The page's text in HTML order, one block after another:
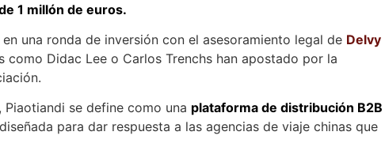
1 millón de euros.
en una ronda de inversión con el asesoramiento legal de Delvy
como Didac Lee o Carlos Trenchs han apostado por la
Piaotiandi se define como una plataforma de distribución B2B
diseñada para dar respuesta a las agencias de viaje chinas que